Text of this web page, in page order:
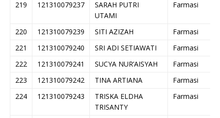
219
121310079237
SARAH PUTRI
UTAMI
Farmasi
220 121310079239 SITI AZIZAH
Farmasi
221
121310079240 SRI ADI SETIAWATI
Farmasi
222
121310079241 SUCYA NUR’AISYAH
Farmasi
223
121310079242 TINA ARTIANA
Farmasi
224
121310079243
TRISKA ELDHA
TRISANTY
Farmasi